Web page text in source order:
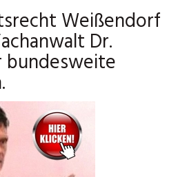
Weißendorf
Dr.
bundesweite